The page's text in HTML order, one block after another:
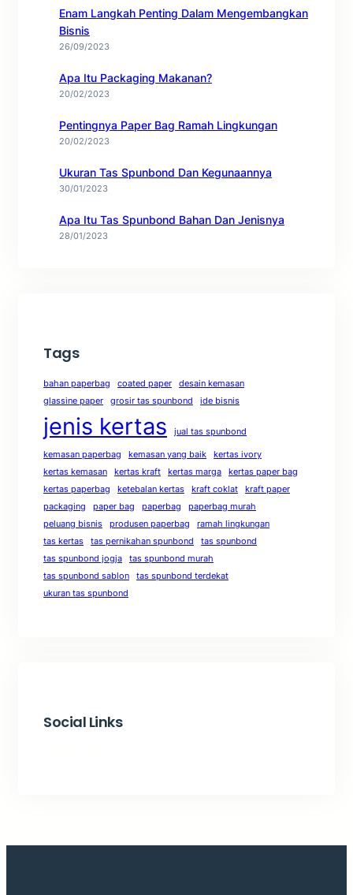
Enam Langkah Penting Dalam Mengembangkan
Bisnis
26/09/2023
Apa Itu Packaging Makanan?
20/02/2023
Pentingnya Paper Bag Ramah Lingkungan
20/02/2023
Ukuran Tas Spunbond Dan Kegunaannya
30/01/2023
Apa Itu Tas Spunbond Bahan Dan Jenisnya
28/01/2023
Tags
bahan paperbag coated paper
desain kemasan
glassine paper
grosir tas spunbond ide bisnis
jenis kertas jual tas spunbond
kemasan paperbag kemasan yang baik
kertas ivory
kertas kemasan
kertas kraft kertas marga
kertas paper bag
kertas paperbag
ketebalan kertas kraft coklat
kraft paper
packaging
paper bag paperbag
paperbag murah
peluang bisnis
produsen paperbag
ramah lingkungan
tas kertas
tas pernikahan spunbond
tas spunbond
tas spunbond jogja
tas spunbond murah
tas spunbond sablon
tas spunbond terdekat
ukuran tas spunbond
Social Links